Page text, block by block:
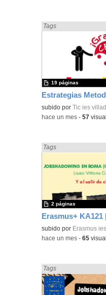
Encontrado
Tags
subido porTic ies
19 páginas
-hace un mes -57
Encontrado
Tags
Contenido educativo.
subido por Erasmus
2 páginas
-hace un mes -65
Encontrado
Tags